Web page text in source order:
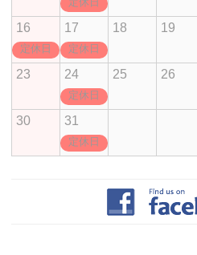
16
定休日
17
定休日
18 19
23 24
定休日
25 26
30 31
定休日